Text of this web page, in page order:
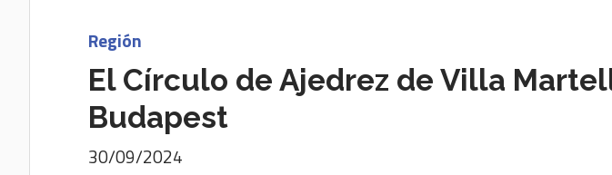
El Círculo de Ajedrez de Villa
Budapest
Región
30/09/2024